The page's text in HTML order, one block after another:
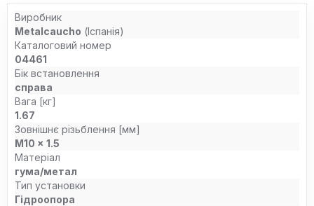
Виробник
Metalcaucho (Іспанія)
Каталоговий номер
04461
Бік встановлення
справа
Вага [кг]
1.67
Зовнішнє різьблення [мм]
M10 x 1.5
Матеріал
гума/метал
Тип установки
Гідроопора